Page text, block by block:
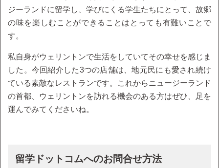
ジーランドに留学し、学びにくる学生たちにとって、故郷
の味を楽しむことができることはとっても有難いことで
す。
私自身がウェリントンで生活をしていてその幸せを感じま
した。今回紹介した3つの店舗は、地元民にも愛され続け
ている素敵なレストランです。これからニュージーランド
の首都、ウェリントンを訪れる機会のある方はぜひ、足を
運んでみてくださいね。
留学ドットコムへのお問合せ方法